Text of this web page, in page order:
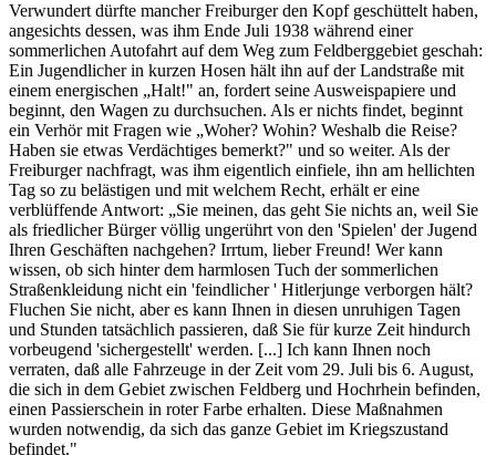
Verwundert dürfte mancher Freiburger den Kopf geschüttelt haben,
angesichts dessen, was ihm Ende Juli 1938 während einer
sommerlichen Autofahrt auf dem Weg zum Feldberggebiet geschah:
Ein Jugendlicher in kurzen Hosen hält ihn auf der Landstraße mit
einem energischen „Halt!" an, fordert seine Ausweispapiere und
beginnt, den Wagen zu durchsuchen. Als er nichts findet, beginnt
ein Verhör mit Fragen wie „Woher? Wohin? Weshalb die Reise?
Haben sie etwas Verdächtiges bemerkt?" und so weiter. Als der
Freiburger nachfragt, was ihm eigentlich einfiele, ihn am hellichten
Tag so zu belästigen und mit welchem Recht, erhält er eine
verblüffende Antwort: „Sie meinen, das geht Sie nichts an, weil Sie
als friedlicher Bürger völlig ungerührt von den 'Spielen' der Jugend
Ihren Geschäften nachgehen? Irrtum, lieber Freund! Wer kann
wissen, ob sich hinter dem harmlosen Tuch der sommerlichen
Straßenkleidung nicht ein 'feindlicher ' Hitlerjunge verborgen hält?
Fluchen Sie nicht, aber es kann Ihnen in diesen unruhigen Tagen
und Stunden tatsächlich passieren, daß Sie für kurze Zeit hindurch
vorbeugend 'sichergestellt' werden. [...] Ich kann Ihnen noch
verraten, daß alle Fahrzeuge in der Zeit vom 29. Juli bis 6. August,
die sich in dem Gebiet zwischen Feldberg und Hochrhein befinden,
einen Passierschein in roter Farbe erhalten. Diese Maßnahmen
wurden notwendig, da sich das ganze Gebiet im Kriegszustand
befindet."